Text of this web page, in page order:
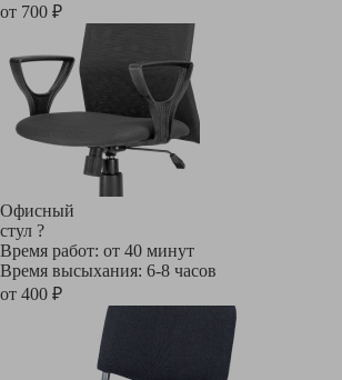
от 700 ₽
Офисный
стул ?
Время работ: от 40 минут
Время высыхания: 6-8 часов
от 400 ₽